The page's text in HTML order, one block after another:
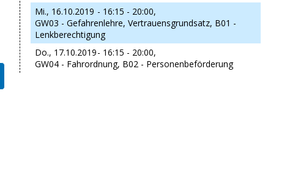
Mi., 16.10.2019 - 16:15 - 20:00,
GW03 - Gefahrenlehre, Vertrauensgrundsatz, B01 -
Lenkberechtigung
Do., 17.10.2019- 16:15 - 20:00,
GW04 - Fahrordnung, B02 - Personenbeförderung